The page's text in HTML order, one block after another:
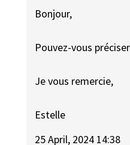
Bonjour,
Pouvez-vous
Je vous remercie,
Estelle
25 April, 2024 14:38